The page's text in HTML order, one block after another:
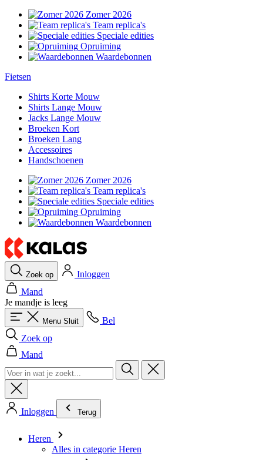
Zomer 2026
Team replica's
Speciale edities
Opruiming
Waardebonnen
Fietsen
Shirts Korte Mouw
Shirts Lange Mouw
Jacks Lange Mouw
Broeken Kort
Broeken Lang
Accessoires
Handschoenen
Zomer 2026
Team replica's
Speciale edities
Opruiming
Waardebonnen
Zoek op
Inloggen
Mand
Je mandje is leeg
Menu Sluit
Bel
Zoek op
Mand
Inloggen Terug
Heren
Alles in categorie Heren